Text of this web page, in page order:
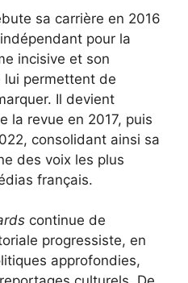
sa carrière en 2016
pour la
incisive et son
lui permettent de
Il devient
la revue en 2017, puis
consolidant ainsi sa
des voix les plus
français.
continue de
progressiste, en
approfondies,